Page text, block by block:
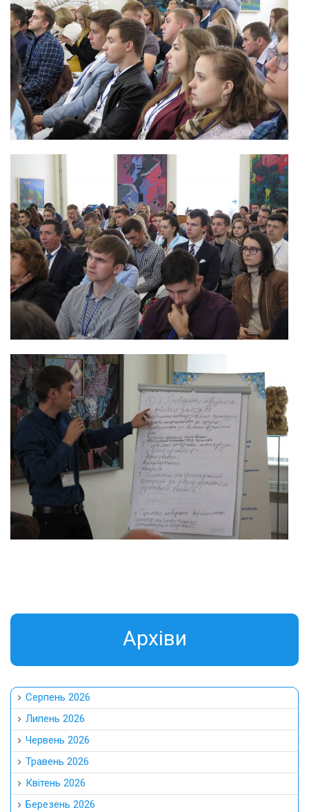
Aрхіви
Серпень 2026
Липень 2026
Червень 2026
Травень 2026
Квітень 2026
Березень 2026